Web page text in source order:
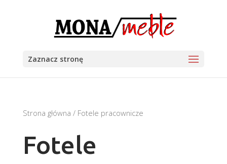
Zaznacz stronę
Strona główna / Fotele pracownicze
Fotele